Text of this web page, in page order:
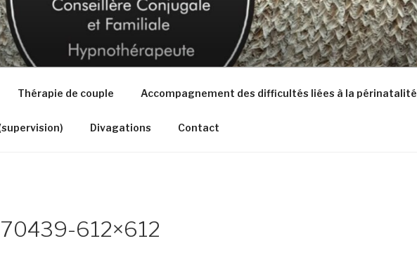
THÉRAPEUTE
Thérapie de couple Accompagnement des difficultés liées à la périnatalité
Divagations Contact
612×612